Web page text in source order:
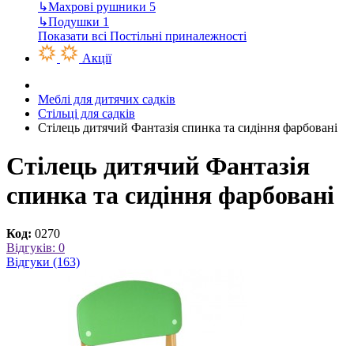
↳Махрові рушники 5
↳Подушки 1
Показати всі Постільні приналежності
Акції
Меблі для дитячих садків
Стільці для садків
Стілець дитячий Фантазія спинка та сидіння фарбовані
Стілець дитячий Фантазія
спинка та сидіння фарбовані
Код: 0270
Відгуків: 0
Відгуки (163)